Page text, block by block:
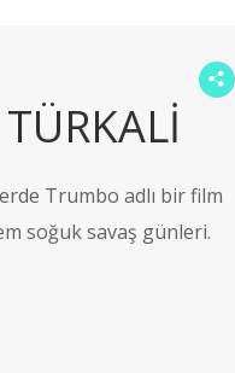
Trumbo adlı bir film
soğuk savaş günleri.